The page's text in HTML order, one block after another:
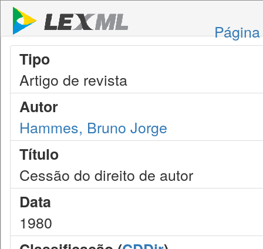
Tipo
Artigo de revista
Autor
Hammes, Bruno Jorge
Título
Cessão do direito de autor
Data
1980